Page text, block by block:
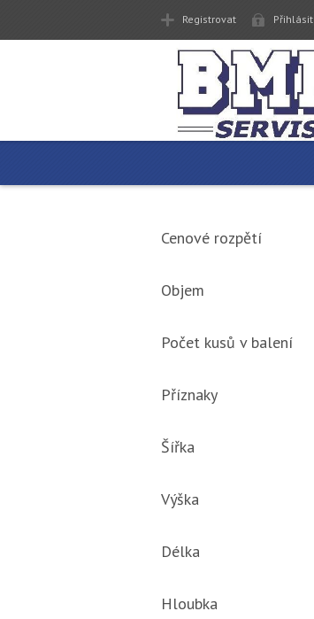
Registrovat Přihlásit
Cenové rozpětí
Objem
Počet kusů v balení
Příznaky
Šířka
Výška
Délka
Hloubka